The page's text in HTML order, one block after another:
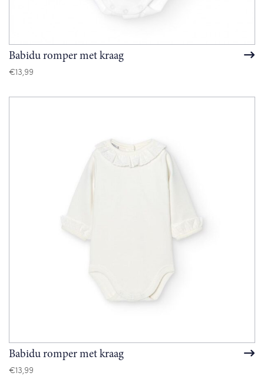
Babidu romper met kraag
€13,99
Babidu romper met kraag
€13,99